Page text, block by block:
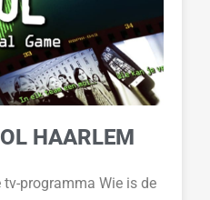
HAARLEM
tv-programma Wie is de